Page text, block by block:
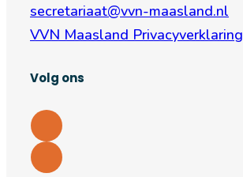
secretariaat@vvn-maasland.nl
VVN Maasland Privacyverklaring
Volg ons